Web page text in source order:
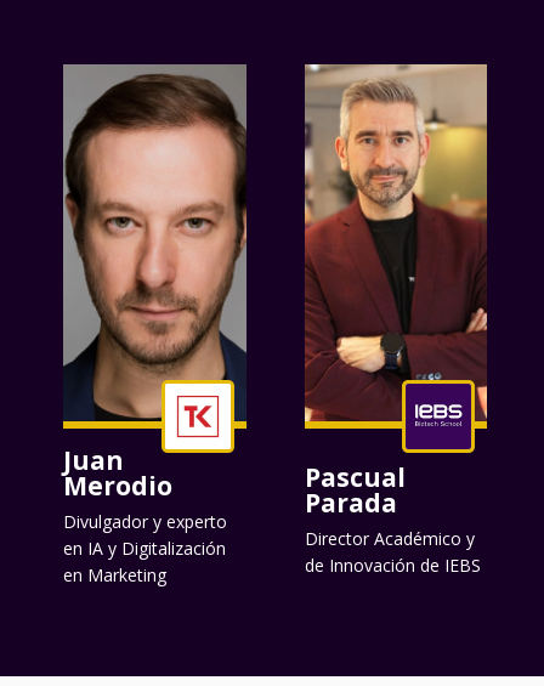
Juan
Merodio
Divulgador y experto
en IA y Digitalización
en Marketing
Pascual
Parada
Director Académico y
de Innovación de IEBS